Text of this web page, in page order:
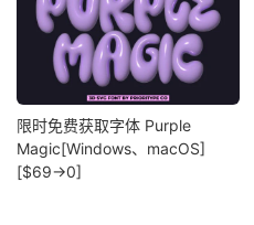
限时免费获取字体 Purple
Magic[Windows、macOS]
[$69→0]